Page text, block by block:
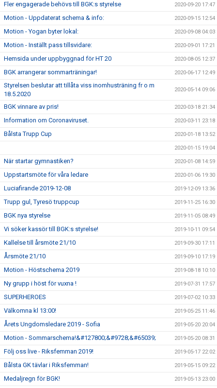
Fler engagerade behövs till BGK:s styrelse 2020-09-20 17:47
Motion - Uppdaterat schema & info: 2020-09-15 12:54
Motion - Yogan byter lokal: 2020-09-08 04:03
Motion - Inställt pass tillsvidare: 2020-09-01 17:21
Hemsida under uppbyggnad för HT 20 2020-08-05 12:37
BGK arrangerar sommarträningar! 2020-06-17 12:49
Styrelsen beslutar att tillåta viss inomhusträning fr o m
18.5.2020
2020-05-14 09:06
BGK vinnare av pris! 2020-03-18 21:34
Information om Coronaviruset. 2020-03-11 23:18
Bålsta Trupp Cup 2020-01-18 13:52
2020-01-15 19:04
När startar gymnastiken? 2020-01-08 14:59
Uppstartsmöte för våra ledare 2020-01-06 19:30
Luciafirande 2019-12-08 2019-12-09 13:36
Trupp gul, Tyresö truppcup 2019-11-25 16:30
BGK nya styrelse 2019-11-05 08:49
Vi söker kassör till BGK:s styrelse! 2019-10-11 09:54
Kallelse till årsmöte 21/10 2019-09-30 17:11
Årsmöte 21/10 2019-09-10 17:19
Motion - Höstschema 2019 2019-08-18 10:10
Ny grupp i höst för vuxna ! 2019-07-31 17:57
SUPERHEROES 2019-07-02 10:33
Välkomna kl 13:00! 2019-05-25 11:46
Årets Ungdomsledare 2019 - Sofia 2019-05-20 20:04
Motion - Sommarschema!&#127800;&#9728;&#65039; 2019-05-20 08:31
Följ oss live - Riksfemman 2019! 2019-05-17 22:02
Bålsta GK tävlar i Riksfemman! 2019-05-15 09:22
Medaljregn för BGK! 2019-05-13 23:00